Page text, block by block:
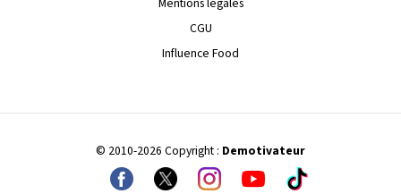
CGU
Influence Food
© 2010-2026 Copyright : Demotivateur